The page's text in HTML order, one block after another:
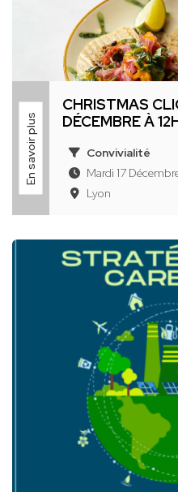
En savoir plus
CHRISTMAS
DÉCEMBRE À
Convivialité
Mardi 17
Lyon